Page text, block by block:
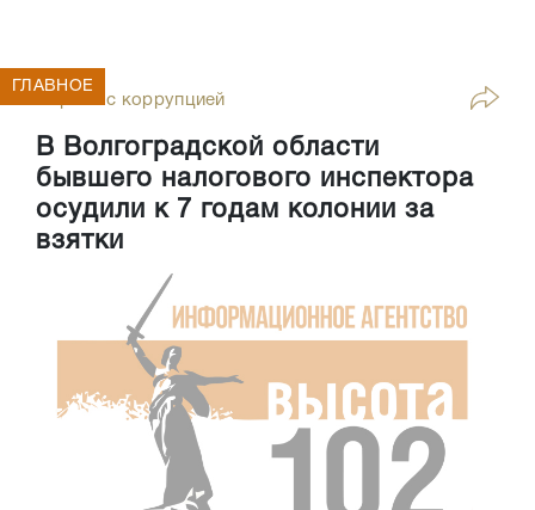
Борьба с коррупцией
В Волгоградской области
бывшего налогового инспектора
осудили к 7 годам колонии за
взятки
ГЛАВНОЕ